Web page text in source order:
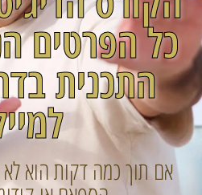
כל הפרטים
התכנית
אם תוך כמה דקות הוא לא